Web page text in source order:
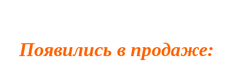
Появились в продаже: